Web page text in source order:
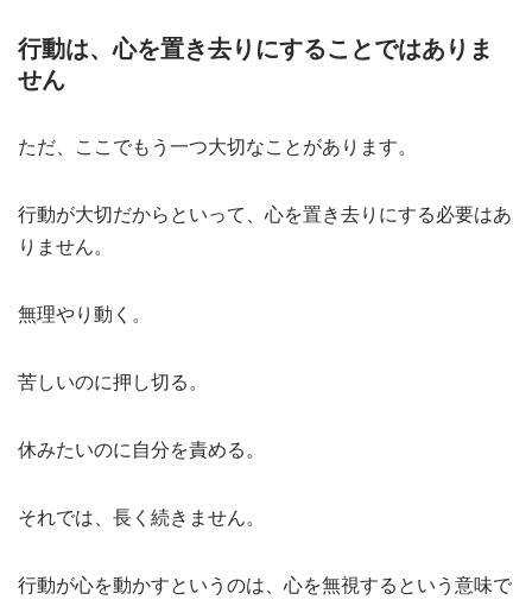
行動は、心を置き去りにすることではありま
せん
ただ、ここでもう一つ大切なことがあります。
行動が大切だからといって、心を置き去りにする必要はあ
りません。
無理やり動く。
苦しいのに押し切る。
休みたいのに自分を責める。
それでは、長く続きません。
行動が心を動かすというのは、心を無視するという意味で